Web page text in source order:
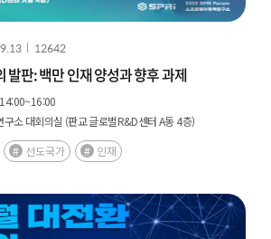
12642
발판: 백만 인재 양성과 향후 과제
소 대회의실 (판교 글로벌R&D센터 A동 4층)
선도국가 인재